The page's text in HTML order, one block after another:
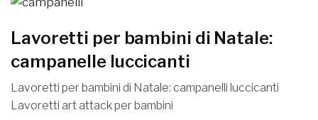
Lavoretti per bambini di Natale:
campanelle luccicanti
Lavoretti per bambini di Natale: campanelli luccicanti
Lavoretti art attack per bambini